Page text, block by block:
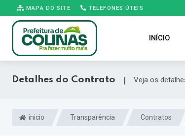
MAPA DO SITE TELEFONES ÚTEIS
INÍCIO
Detalhes do Contrato | Veja os
inicio Transparência Contratos